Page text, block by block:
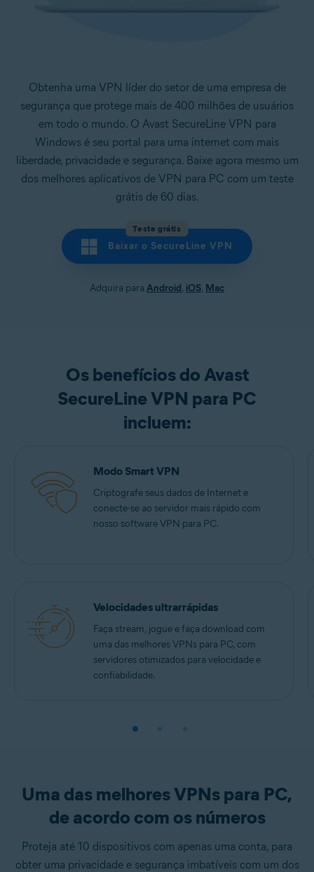
Obtenha uma VPN líder do setor de uma empresa de
segurança que protege mais de 400 milhões de usuários
em todo o mundo. O Avast SecureLine VPN para
Windows é seu portal para uma internet com mais
liberdade, privacidade e segurança. Baixe agora mesmo um
dos melhores aplicativos de VPN para PC com um teste
grátis de 60 dias.
Teste grátis
Baixar o SecureLine VPN
Adquira para Android, iOS, Mac
Os benefícios do Avast
SecureLine VPN para PC
incluem:
Modo Smart VPN
Criptografe seus dados de Internet e
conecte-se ao servidor mais rápido com
nosso software VPN para PC.
Velocidades ultrarrápidas
Faça stream, jogue e faça download com
uma das melhores VPNs para PC, com
servidores otimizados para velocidade e
confiabilidade.
Uma das melhores VPNs para PC,
de acordo com os números
Proteja até 10 dispositivos com apenas uma conta, para
obter uma privacidade e segurança imbatíveis com um dos